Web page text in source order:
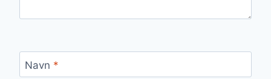
Navn *